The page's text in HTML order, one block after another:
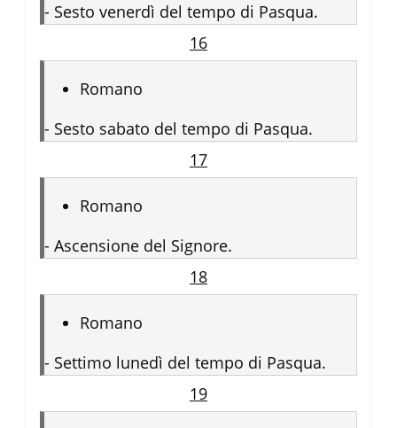
- Sesto venerdì del tempo di Pasqua.
16
Romano
- Sesto sabato del tempo di Pasqua.
17
Romano
- Ascensione del Signore.
18
Romano
- Settimo lunedì del tempo di Pasqua.
19